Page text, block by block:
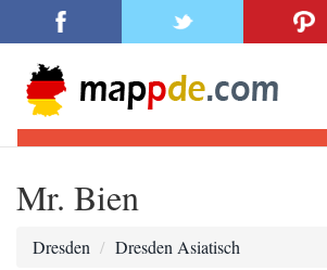
Mr. Bien
Dresden Dresden Asiatisch